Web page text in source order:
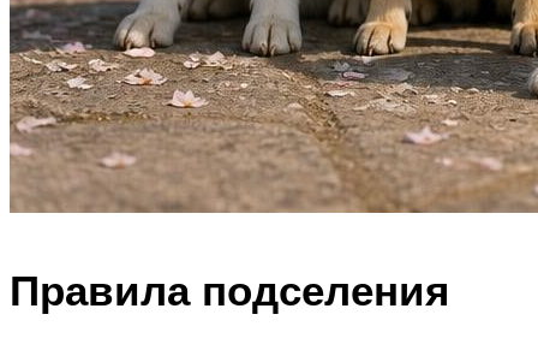
Правила подселения